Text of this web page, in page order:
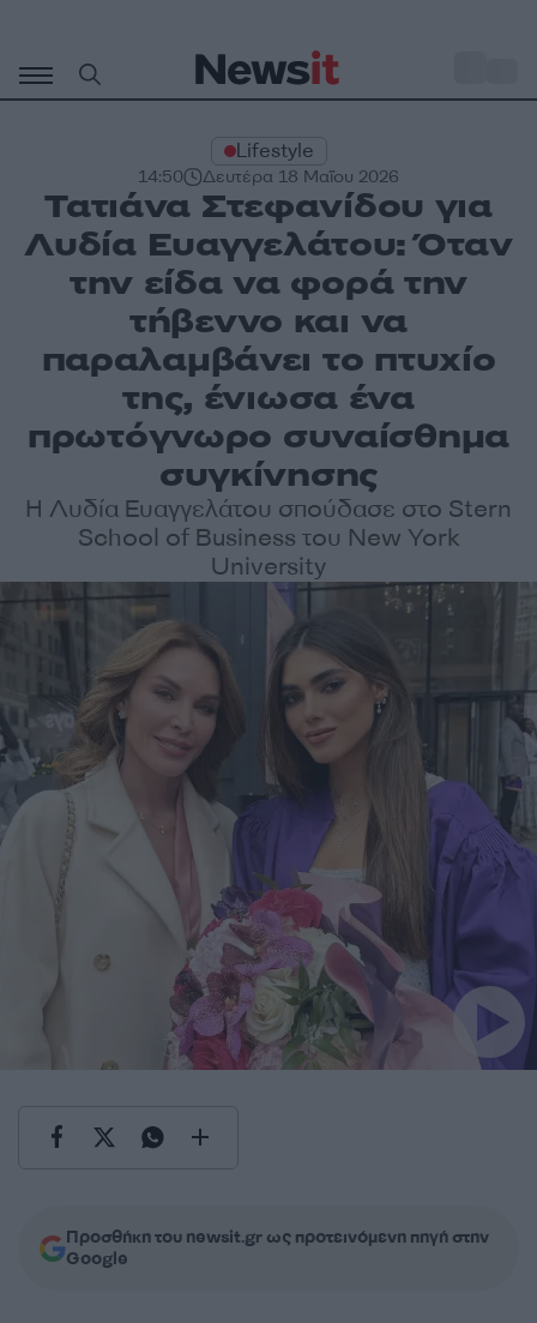
περιεχόμενο
Lifestyle
14:50 Δευτέρα 18 Μαΐου 2026
Τατιάνα Στεφανίδου για
Λυδία Ευαγγελάτου: Όταν
την είδα να φορά την
τήβεννο και να
παραλαμβάνει το πτυχίο
της, ένιωσα ένα
πρωτόγνωρο συναίσθημα
συγκίνησης
Η Λυδία Ευαγγελάτου σπούδασε στο Stern
School of Business του New York
University
Προσθήκη του newsit.gr ως προτεινόμενη πηγή στην
Google